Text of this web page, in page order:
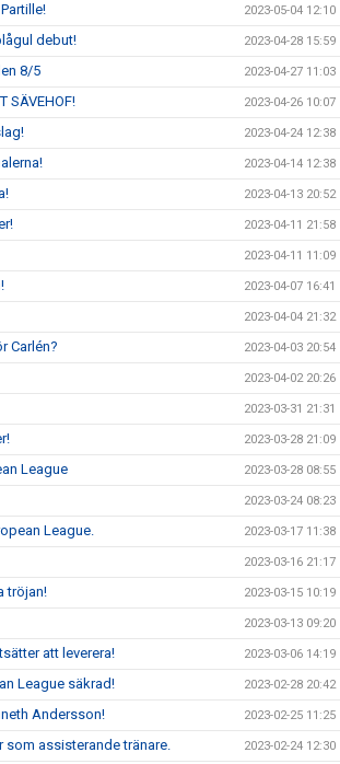
2023-05-04 12:10
debut! 2023-04-28 15:59
8/5 2023-04-27 11:03
SÄVEHOF! 2023-04-26 10:07
2023-04-24 12:38
2023-04-14 12:38
2023-04-13 20:52
2023-04-11 21:58
2023-04-11 11:09
2023-04-07 16:41
2023-04-04 21:32
Carlén? 2023-04-03 20:54
2023-04-02 20:26
2023-03-31 21:31
2023-03-28 21:09
League 2023-03-28 08:55
2023-03-24 08:23
League. 2023-03-17 11:38
2023-03-16 21:17
tröjan! 2023-03-15 10:19
2023-03-13 09:20
att leverera! 2023-03-06 14:19
League säkrad! 2023-02-28 20:42
Andersson! 2023-02-25 11:25
som assisterande tränare. 2023-02-24 12:30